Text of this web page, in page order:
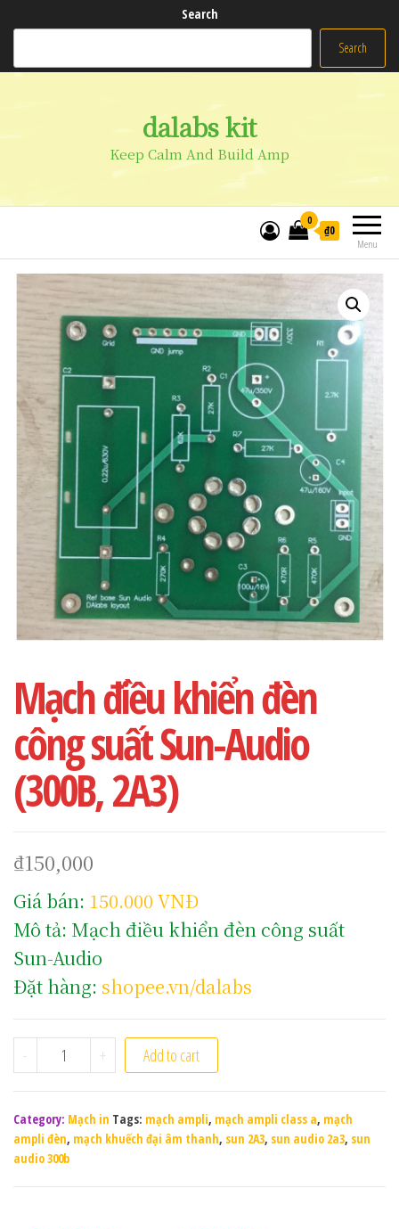
Search
Search
dalabs kit
Keep Calm And Build Amp
Menu
0
₫0
Mạch điều khiển đèn
công suất Sun-Audio
(300B, 2A3)
₫150,000
Giá bán: 150.000 VNĐ
Mô tả: Mạch điều khiển đèn công suất
Sun-Audio
Đặt hàng: shopee.vn/dalabs
- Mạch điều khiển đèn công suất Sun-Audio (300B, 2A3)
+ Add to cart
Category: Mạch in Tags: mạch ampli, mạch ampli class a, mạch
ampli đèn, mạch khuếch đại âm thanh, sun 2A3, sun audio 2a3, sun
audio 300b